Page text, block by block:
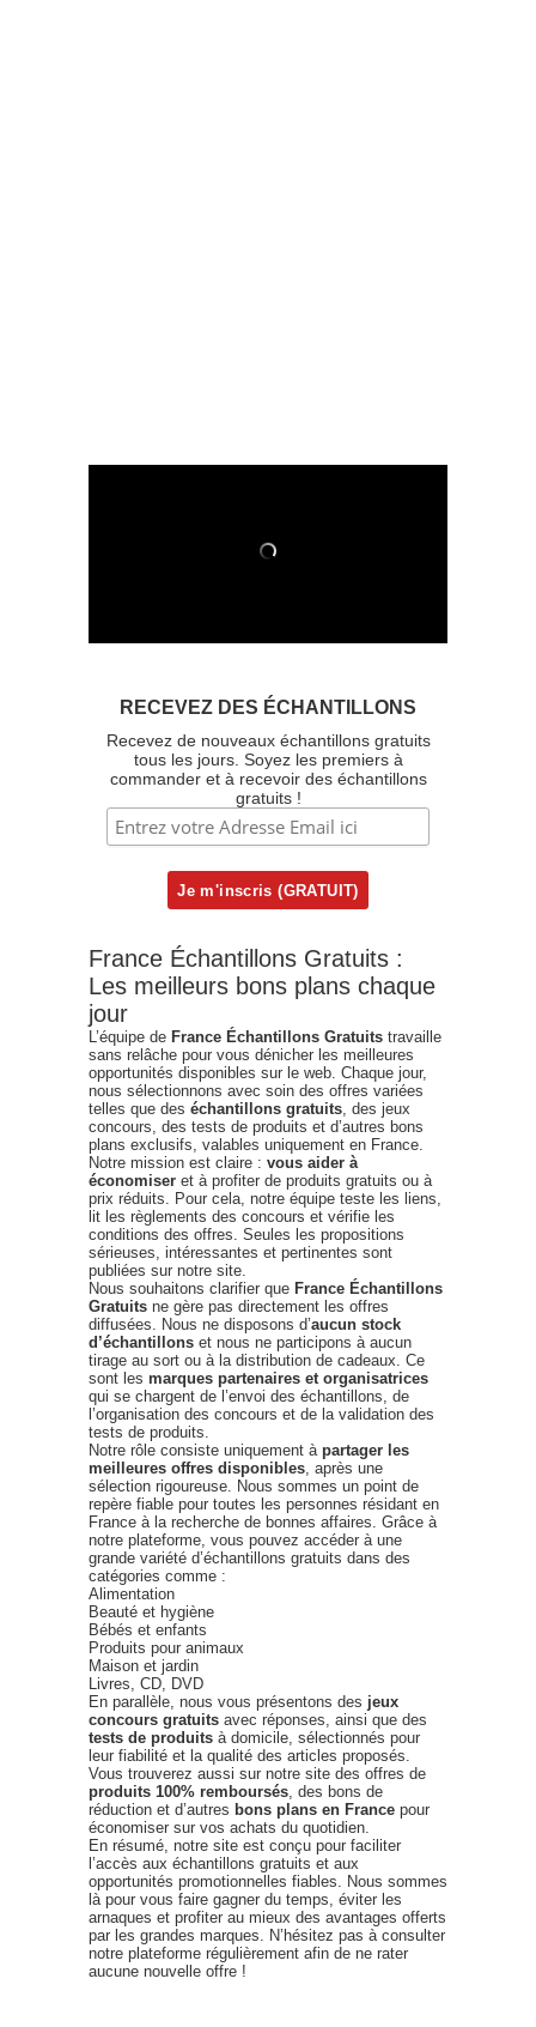
RECEVEZ DES ÉCHANTILLONS
Recevez de nouveaux échantillons gratuits
tous les jours. Soyez les premiers à
commander et à recevoir des échantillons
gratuits !
France Échantillons Gratuits :
Les meilleurs bons plans chaque
jour
L’équipe de France Échantillons Gratuits travaille
sans relâche pour vous dénicher les meilleures
opportunités disponibles sur le web. Chaque jour,
nous sélectionnons avec soin des offres variées
telles que des échantillons gratuits, des jeux
concours, des tests de produits et d’autres bons
plans exclusifs, valables uniquement en France.
Notre mission est claire : vous aider à
économiser et à profiter de produits gratuits ou à
prix réduits. Pour cela, notre équipe teste les liens,
lit les règlements des concours et vérifie les
conditions des offres. Seules les propositions
sérieuses, intéressantes et pertinentes sont
publiées sur notre site.
Nous souhaitons clarifier que France Échantillons
Gratuits ne gère pas directement les offres
diffusées. Nous ne disposons d’aucun stock
d’échantillons et nous ne participons à aucun
tirage au sort ou à la distribution de cadeaux. Ce
sont les marques partenaires et organisatrices
qui se chargent de l’envoi des échantillons, de
l’organisation des concours et de la validation des
tests de produits.
Notre rôle consiste uniquement à partager les
meilleures offres disponibles, après une
sélection rigoureuse. Nous sommes un point de
repère fiable pour toutes les personnes résidant en
France à la recherche de bonnes affaires. Grâce à
notre plateforme, vous pouvez accéder à une
grande variété d’échantillons gratuits dans des
catégories comme :
Alimentation
Beauté et hygiène
Bébés et enfants
Produits pour animaux
Maison et jardin
Livres, CD, DVD
En parallèle, nous vous présentons des jeux
concours gratuits avec réponses, ainsi que des
tests de produits à domicile, sélectionnés pour
leur fiabilité et la qualité des articles proposés.
Vous trouverez aussi sur notre site des offres de
produits 100% remboursés, des bons de
réduction et d’autres bons plans en France pour
économiser sur vos achats du quotidien.
En résumé, notre site est conçu pour faciliter
l’accès aux échantillons gratuits et aux
opportunités promotionnelles fiables. Nous sommes
là pour vous faire gagner du temps, éviter les
arnaques et profiter au mieux des avantages offerts
par les grandes marques. N’hésitez pas à consulter
notre plateforme régulièrement afin de ne rater
aucune nouvelle offre !